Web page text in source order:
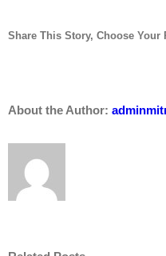
Share This Story, Choose Your
About the Author: